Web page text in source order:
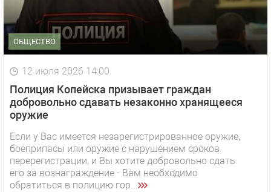
ОБЩЕСТВО
12 июля 2026 14:00
Полиция Копейска призывает граждан
добровольно сдавать незаконно хранящееся
оружие
Если у Вас имеется незарегистрированное оружие,
боеприпасы или оружие с нарушением сроков
перерегистрации, и Вы хотите добровольно сдать
его за вознаграждение - Вам необходимо
обратиться в полицию гор...